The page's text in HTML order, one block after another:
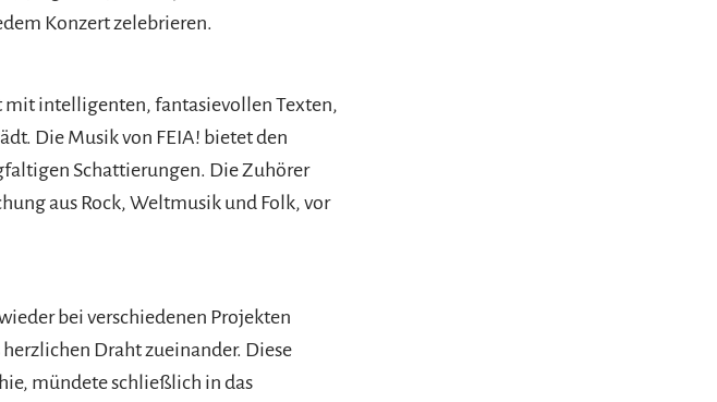
Konzert zelebrieren.
mit intelligenten, fantasievollen Texten,
Die Musik von FEIA! bietet den
Schattierungen. Die Zuhörer
aus Rock, Weltmusik und Folk, vor
bei verschiedenen Projekten
Draht zueinander. Diese
mündete schließlich in das